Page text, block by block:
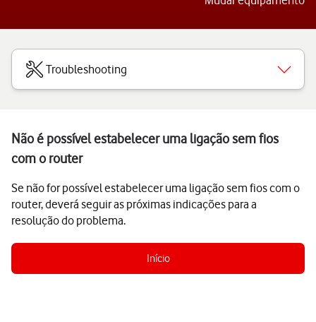
Troubleshooting
Não é possível estabelecer uma ligação sem fios
com o router
Se não for possível estabelecer uma ligação sem fios com o
router, deverá seguir as próximas indicações para a
resolução do problema.
Início